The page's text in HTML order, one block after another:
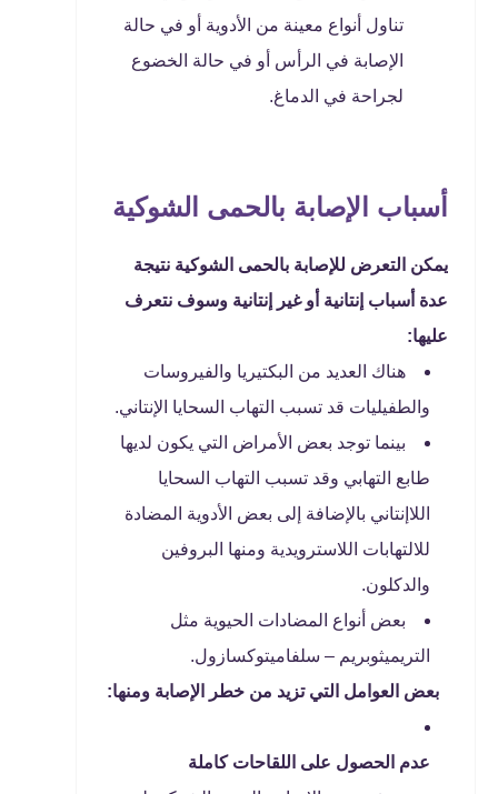
تناول أنواع معينة من الأدوية أو في حالة
الإصابة في الرأس أو في حالة الخضوع
لجراحة في الدماغ.
أسباب الإصابة بالحمى الشوكية
يمكن التعرض للإصابة بالحمى الشوكية نتيجة
عدة أسباب إنتانية أو غير إنتانية وسوف نتعرف
عليها:
هناك العديد من البكتيريا والفيروسات
والطفيليات قد تسبب التهاب السحايا الإنتاني.
بينما توجد بعض الأمراض التي يكون لديها
طابع التهابي وقد تسبب التهاب السحايا
اللاإنتاني بالإضافة إلى بعض الأدوية المضادة
للالتهابات اللاسترويدية ومنها البروفين
والدكلون.
بعض أنواع المضادات الحيوية مثل
التريميثوبريم – سلفاميتوكسازول.
بعض العوامل التي تزيد من خطر الإصابة ومنها:
عدم الحصول على اللقاحات كاملة